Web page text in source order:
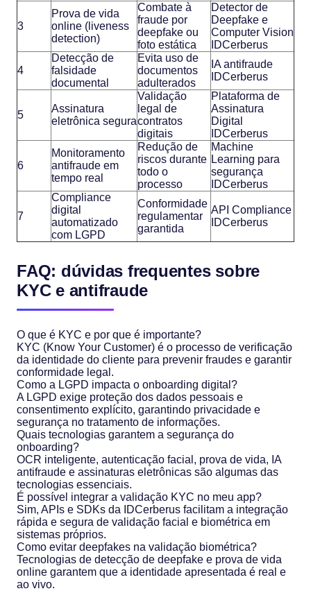
3
Prova de vida
online (liveness
detection)
Combate à
fraude por
deepfake ou
foto estática
Detector de
Deepfake e
Computer Vision
IDCerberus
4
Detecção de
falsidade
documental
Evita uso de
documentos
adulterados
IA antifraude
IDCerberus
5
Assinatura
eletrônica segura
Validação
legal de
contratos
digitais
Plataforma de
Assinatura
Digital
IDCerberus
6
Monitoramento
antifraude em
tempo real
Redução de
riscos durante
todo o
processo
Machine
Learning para
segurança
IDCerberus
7
Compliance
digital
automatizado
com LGPD
Conformidade
regulamentar
garantida
API Compliance
IDCerberus
FAQ: dúvidas frequentes sobre
KYC e antifraude
O que é KYC e por que é importante?
KYC (Know Your Customer) é o processo de verificação
da identidade do cliente para prevenir fraudes e garantir
conformidade legal.
Como a LGPD impacta o onboarding digital?
A LGPD exige proteção dos dados pessoais e
consentimento explícito, garantindo privacidade e
segurança no tratamento de informações.
Quais tecnologias garantem a segurança do
onboarding?
OCR inteligente, autenticação facial, prova de vida, IA
antifraude e assinaturas eletrônicas são algumas das
tecnologias essenciais.
É possível integrar a validação KYC no meu app?
Sim, APIs e SDKs da IDCerberus facilitam a integração
rápida e segura de validação facial e biométrica em
sistemas próprios.
Como evitar deepfakes na validação biométrica?
Tecnologias de detecção de deepfake e prova de vida
online garantem que a identidade apresentada é real e
ao vivo.